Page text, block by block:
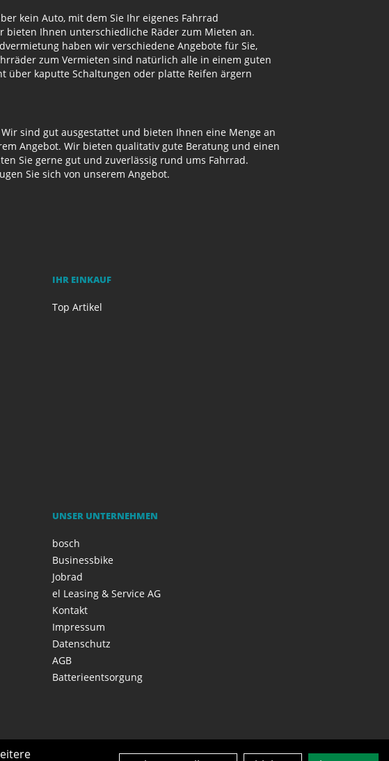
kein Auto, mit dem Sie Ihr eigenes Fahrrad
bieten Ihnen unterschiedliche Räder zum Mieten an.
haben wir verschiedene Angebote für Sie,
zum Vermieten sind natürlich alle in einem guten
über kaputte Schaltungen oder platte Reifen ärgern
sind gut ausgestattet und bieten Ihnen eine Menge an
Angebot. Wir bieten qualitativ gute Beratung und einen
Sie gerne gut und zuverlässig rund ums Fahrrad.
Sie sich von unserem Angebot.
IHR EINKAUF
Top Artikel
UNSER UNTERNEHMEN
bosch
Businessbike
Jobrad
el Leasing & Service AG
Kontakt
Impressum
Datenschutz
AGB
Batterieentsorgung